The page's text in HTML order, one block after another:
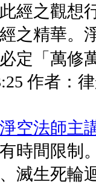
經之觀想
之精華。
定「萬修
作者：
空法師主
時間限制
滅生死輪